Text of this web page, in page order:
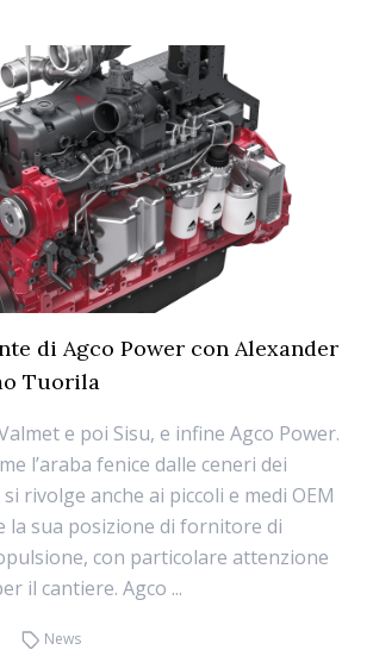
di Agco Power con Alexander
Tuorila
e poi Sisu, e infine Agco Power.
l’araba fenice dalle ceneri dei
rivolge anche ai piccoli e medi OEM
la sua posizione di fornitore di
con particolare attenzione
il cantiere. Agco ...
News